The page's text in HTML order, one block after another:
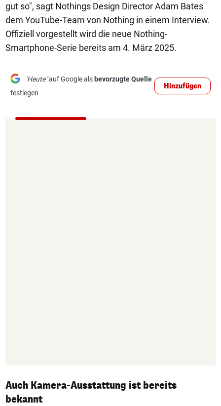
gut so", sagt Nothings Design Director Adam Bates
dem YouTube-Team von Nothing in einem Interview.
Offiziell vorgestellt wird die neue Nothing-
Smartphone-Serie bereits am 4. März 2025.
"Heute"auf Google als bevorzugte Quelle
festlegen
Hinzufügen
Auch Kamera-Ausstattung ist bereits
bekannt